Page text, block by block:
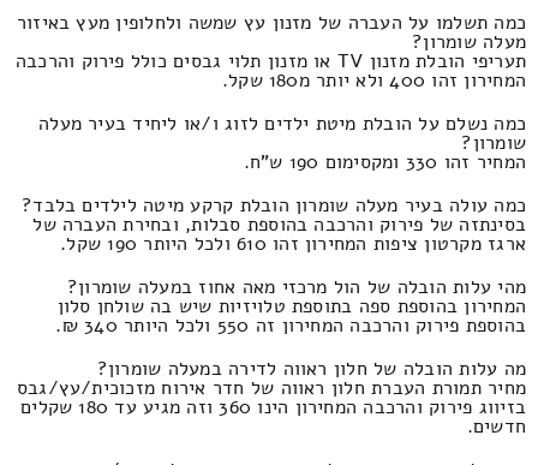
כמה תשלמו על העברה של מזנון עץ שמשה ולחלופין מעץ באיזור
מעלה שומרון?
תעריפי הובלת מזנון TV או מזנון תלוי גבסים כולל פירוק והרכבה
המחירון זהו 400 ולא יותר מ180 שקל.
כמה נשלם על הובלת מיטת ילדים לזוג ו/או ליחיד בעיר מעלה
שומרון?
המחיר זהו 330 ומקסימום 190 ש"ח.
כמה עולה בעיר מעלה שומרון הובלת קרקע מיטה לילדים בלבד?
בסינתזה של פירוק והרכבה בהוספת סבלות, ובחירת העברה של
ארגז מקרטון ציפות המחירון זהו 610 ולכל היותר 190 שקל.
מהי עלות הובלה של הול מרכזי מאה אחוז במעלה שומרון?
המחירון בהוספת ספה בתוספת טלויזיות שיש בה שולחן סלון
בהוספת פירוק והרכבה המחירון זה 550 ולכל היותר 340 ₪.
מה עלות הובלה של חלון ראווה לדירה במעלה שומרון?
מחיר תמורת העברת חלון ראווה של חדר אירוח מזכוכית/עץ/גבס
בזיווג פירוק והרכבה המחירון הינו 360 וזה מגיע עד 180 שקלים
חדשים.